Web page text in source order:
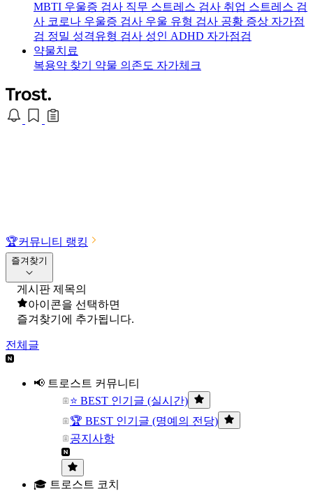
MBTI 우울증 검사 직무 스트레스 검사 취업 스트레스 검
사 코로나 우울증 검사 우울 유형 검사 공황 증상 자가점
검 정밀 성격유형 검사 성인 ADHD 자가점검
약물치료
복용약 찾기 약물 의존도 자가체크
🏆커뮤니티 랭킹
즐겨찾기
게시판 제목의
아이콘을 선택하면
즐겨찾기에 추가됩니다.
전체글
📢 트로스트 커뮤니티
⭐ BEST 인기글 (실시간)
🏆 BEST 인기글 (명예의 전당)
공지사항
🎓 트로스트 코치